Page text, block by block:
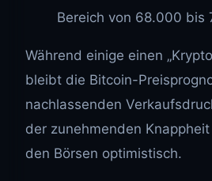
Bereich von 68.000 bis
Während einige einen
bleibt die Bitcoin-
nachlassenden
der zunehmenden
den Börsen optimistisch.